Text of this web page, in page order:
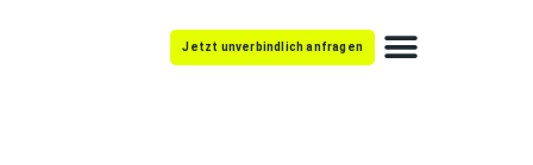
Jetzt unverbindlich anfragen